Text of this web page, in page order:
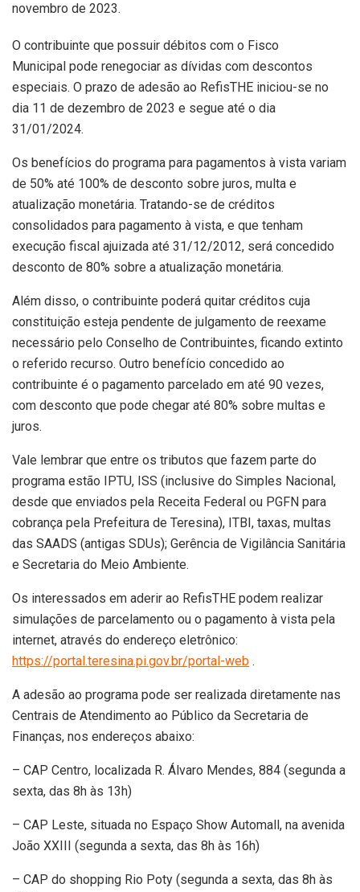
novembro de 2023.
O contribuinte que possuir débitos com o Fisco
Municipal pode renegociar as dívidas com descontos
especiais. O prazo de adesão ao RefisTHE iniciou-se no
dia 11 de dezembro de 2023 e segue até o dia
31/01/2024.
Os benefícios do programa para pagamentos à vista variam
de 50% até 100% de desconto sobre juros, multa e
atualização monetária. Tratando-se de créditos
consolidados para pagamento à vista, e que tenham
execução fiscal ajuizada até 31/12/2012, será concedido
desconto de 80% sobre a atualização monetária.
Além disso, o contribuinte poderá quitar créditos cuja
constituição esteja pendente de julgamento de reexame
necessário pelo Conselho de Contribuintes, ficando extinto
o referido recurso. Outro benefício concedido ao
contribuinte é o pagamento parcelado em até 90 vezes,
com desconto que pode chegar até 80% sobre multas e
juros.
Vale lembrar que entre os tributos que fazem parte do
programa estão IPTU, ISS (inclusive do Simples Nacional,
desde que enviados pela Receita Federal ou PGFN para
cobrança pela Prefeitura de Teresina), ITBI, taxas, multas
das SAADS (antigas SDUs); Gerência de Vigilância Sanitária
e Secretaria do Meio Ambiente.
Os interessados em aderir ao RefisTHE podem realizar
simulações de parcelamento ou o pagamento à vista pela
internet, através do endereço eletrônico:
https://portal.teresina.pi.gov.br/portal-web .
A adesão ao programa pode ser realizada diretamente nas
Centrais de Atendimento ao Público da Secretaria de
Finanças, nos endereços abaixo:
– CAP Centro, localizada R. Álvaro Mendes, 884 (segunda a
sexta, das 8h às 13h)
– CAP Leste, situada no Espaço Show Automall, na avenida
João XXIII (segunda a sexta, das 8h às 16h)
– CAP do shopping Rio Poty (segunda a sexta, das 8h às